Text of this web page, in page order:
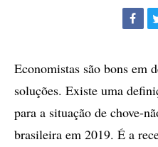
Economistas são bons em
soluções. Existe uma
para a situação de chove-
brasileira em 2019. É a